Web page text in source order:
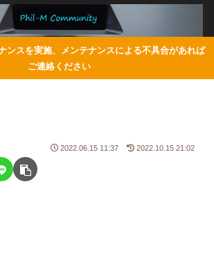
ンスを実施、メンテナンスによる不具合があれば
ご連絡ください
2022.06.15 11:37 2022.10.15 21:02